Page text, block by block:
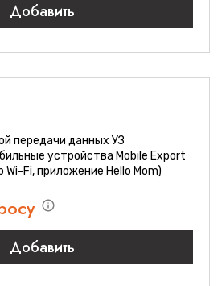
Добавить
передачи данных УЗ
устройства Mobile Export
Fi, приложение Hello Mom)
Добавить